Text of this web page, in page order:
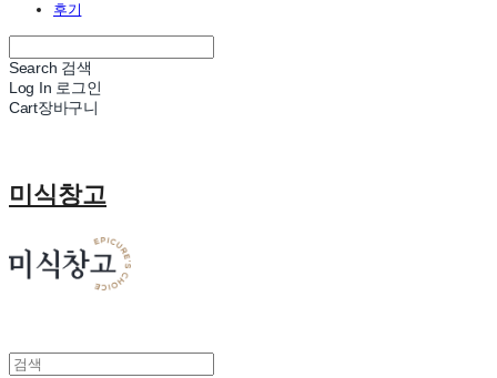
후기
Search 검색
Log In 로그인
Cart장바구니
미식창고